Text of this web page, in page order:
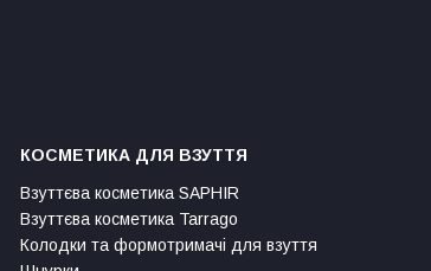
КОСМЕТИКА ДЛЯ ВЗУТТЯ
Взуттєва косметика SAPHIR
Взуттєва косметика Tarrago
Колодки та формотримачі для взуття